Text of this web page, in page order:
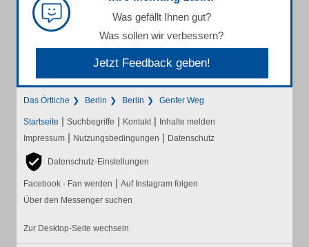
Was gefällt Ihnen gut?
Was sollen wir verbessern?
Jetzt Feedback geben!
Das Örtliche Berlin Berlin Genfer Weg
Startseite | Suchbegriffe | Kontakt | Inhalte melden
Impressum | Nutzungsbedingungen | Datenschutz
Datenschutz-Einstellungen
Facebook - Fan werden | Auf Instagram folgen
Über den Messenger suchen
Zur Desktop-Seite wechseln